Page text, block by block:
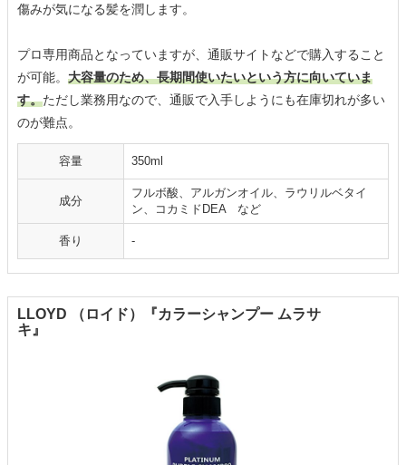
傷みが気になる髪を潤します。
プロ専用商品となっていますが、通販サイトなどで購入すること
が可能。 大容量のため、長期間使いたいという方に向いていま
す。ただし業務用なので、通販で入手しようにも在庫切れが多い
のが難点。
容量 350ml
成分
フルボ酸、アルガンオイル、ラウリルベタイ
ン、コカミドDEA など
香り -
LLOYD （ロイド）『カラーシャンプー ムラサ
キ』